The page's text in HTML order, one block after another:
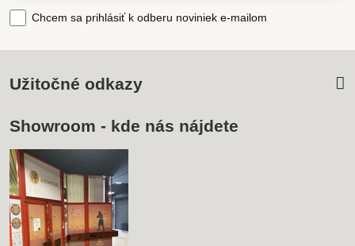
Chcem sa prihlásiť k odberu noviniek e-mailom
Užitočné odkazy
Showroom - kde nás nájdete